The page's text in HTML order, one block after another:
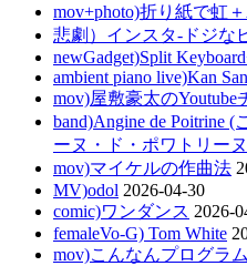
mov+photo)折り紙で虹
悲劇）インスタ-ドジな
newGadget)Split
ambient piano live)Kan
mov)屋敷豪太のYoutube
band)Angine de Poitrine
ーヌ・ド・ポワトリーヌ
mov)マイケルの作曲法
MV)odol 2026-04-30
comic)ワンダンス 2026-
femaleVo-G) Tom White
mov)こんなんプログラ